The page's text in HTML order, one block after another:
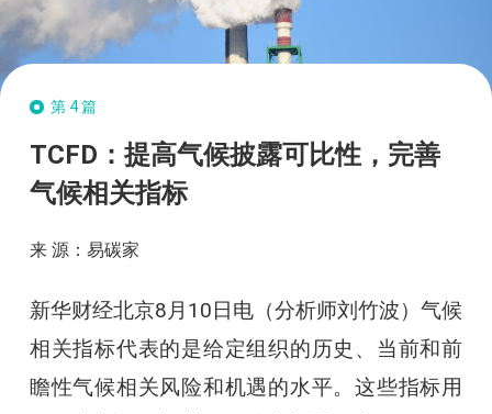
第4篇
TCFD：提高气候披露可比性，完善
气候相关指标
来 源：易碳家
新华财经北京8月10日电（分析师刘竹波）气候
相关指标代表的是给定组织的历史、当前和前
瞻性气候相关风险和机遇的水平。这些指标用